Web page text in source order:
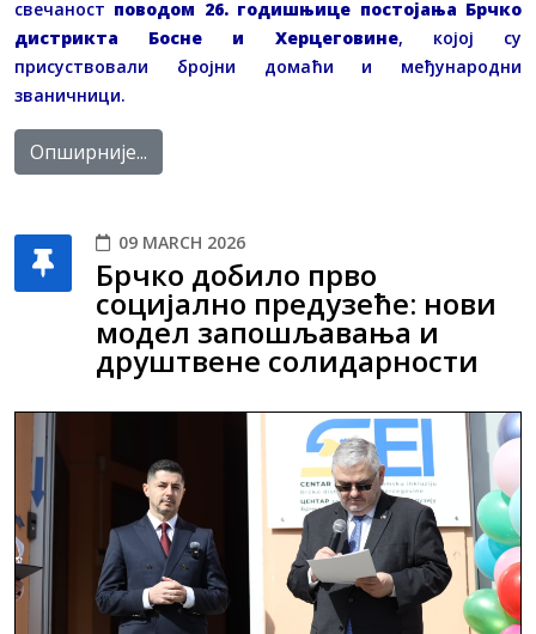
свечаност поводом 26. годишњице постојања Брчко
дистрикта Босне и Херцеговине, којој су
присуствовали бројни домаћи и међународни
званичници.
Опширније...
09 MARCH 2026
Брчко добило прво
социјално предузеће: нови
модел запошљавања и
друштвене солидарности